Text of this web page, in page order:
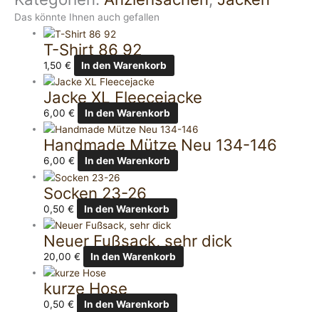
Das könnte Ihnen auch gefallen
T-Shirt 86 92
1,50€ In den Warenkorb
Jacke XL Fleecejacke
6,00€ In den Warenkorb
Handmade Mütze Neu 134-146
6,00€ In den Warenkorb
Socken 23-26
0,50€ In den Warenkorb
Neuer Fußsack, sehr dick
20,00€ In den Warenkorb
kurze Hose
0,50€ In den Warenkorb